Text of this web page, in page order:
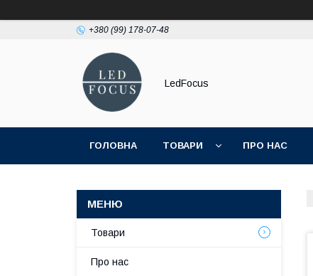
+380 (99) 178-07-48
LedFocus
ГОЛОВНА ТОВАРИ ПРО НАС
Товари
Про нас